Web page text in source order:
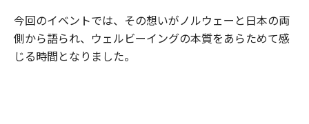
今回のイベントでは、その想いがノルウェーと日本の両
側から語られ、ウェルビーイングの本質をあらためて感
じる時間となりました。